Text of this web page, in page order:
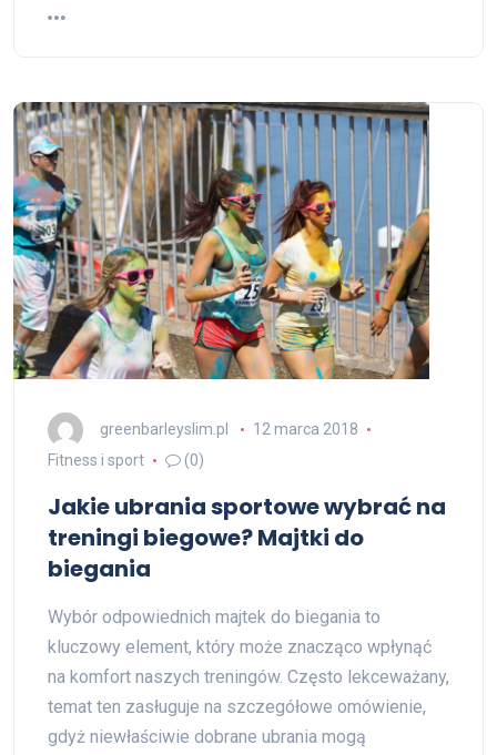
greenbarleyslim.pl
12 marca 2018
Fitness i sport
(0)
Jakie ubrania sportowe wybrać na
treningi biegowe? Majtki do
biegania
Wybór odpowiednich majtek do biegania to
kluczowy element, który może znacząco wpłynąć
na komfort naszych treningów. Często lekceważany,
temat ten zasługuje na szczegółowe omówienie,
gdyż niewłaściwie dobrane ubrania mogą